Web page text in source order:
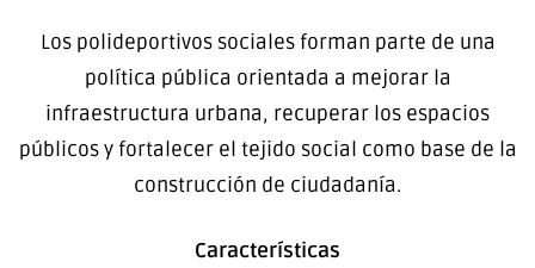
Los polideportivos sociales forman parte de una
política pública orientada a mejorar la
infraestructura urbana, recuperar los espacios
públicos y fortalecer el tejido social como base de la
construcción de ciudadanía.
Características